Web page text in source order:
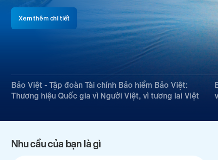
Xem thêm chi tiết
Bảo Việt - Tập đoàn Tài chính Bảo hiểm Bảo Việt:
Thương hiệu Quốc gia vì Người Việt, vì tương lai Việt
Nhu cầu của bạn là gì